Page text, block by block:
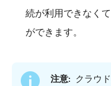
続が利用できなく
ができます。
注意: クラウ